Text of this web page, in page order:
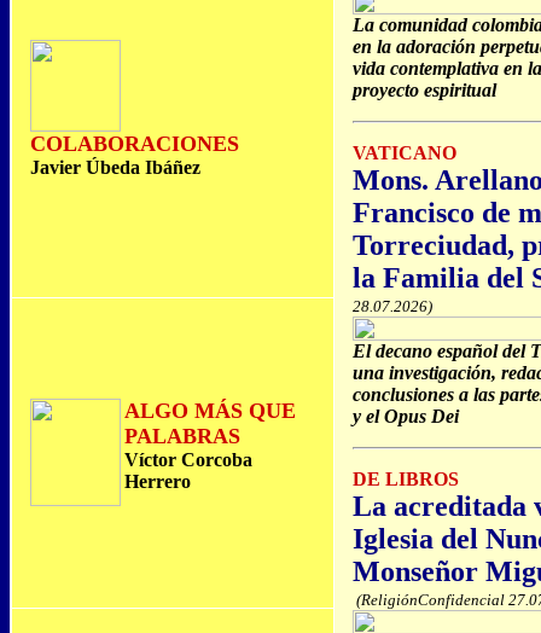
La comunidad
en la adoración
vida contemplativa en
proyecto espiritual
VATICANO
Mons.
Francisco de
Torreciudad,
la Familia del
28.07.2026)
El decano español del
una investigación,
conclusiones a las
y el Opus Dei
DE LIBROS
La acreditada
Iglesia del
Monseñor
(ReligiónConfidencial
COLABORACIONES
Javier Úbeda Ibáñez
ALGO MÁS QUE
PALABRAS
Víctor Corcoba
Herrero